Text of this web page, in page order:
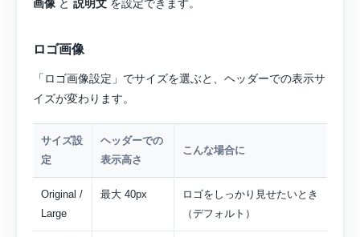
画像 と 説明文 を設定できます。
ロゴ画像
「ロゴ画像設定」でサイズを選ぶと、ヘッダーでの表示サ
イズが変わります。
サイズ設
定
ヘッダーでの
表示高さ
こんな場合に
Original /
Large
最大 40px
ロゴをしっかり見せたいとき
（デフォルト）